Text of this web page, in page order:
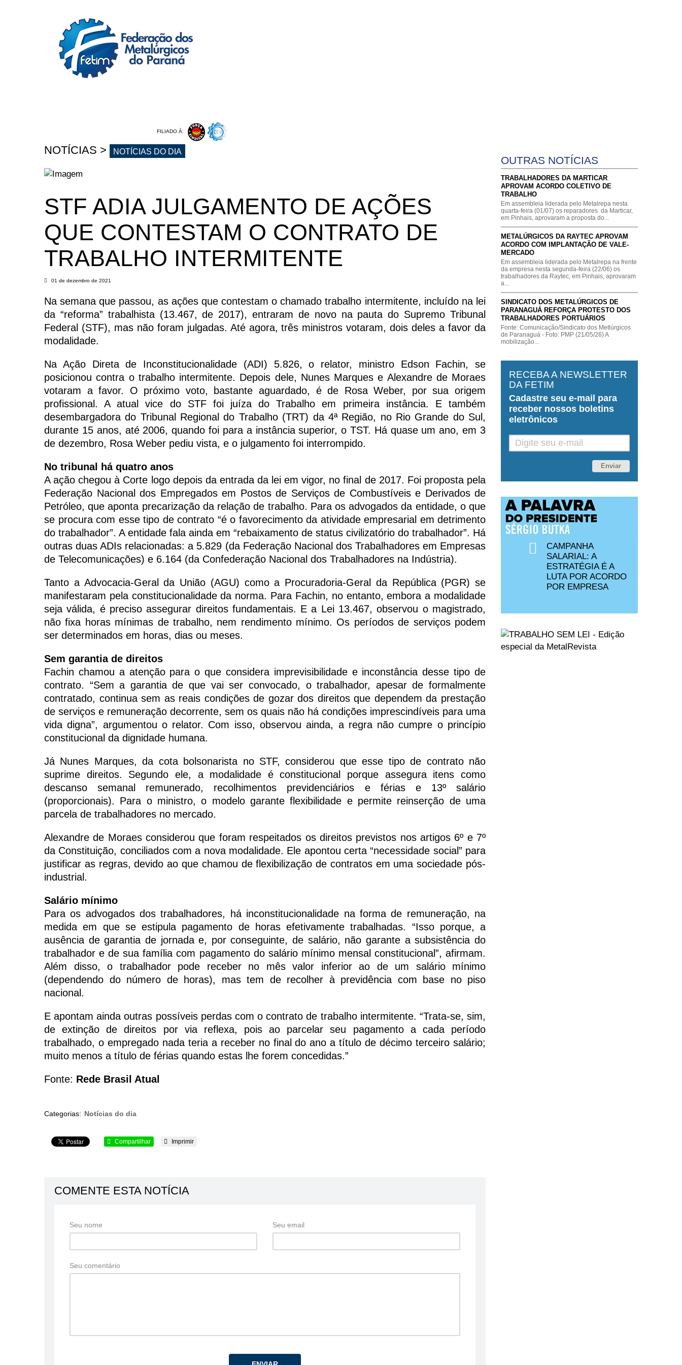
FILIADO À:
NOTÍCIAS > NOTÍCIAS DO DIA
STF ADIA JULGAMENTO DE AÇÕES
QUE CONTESTAM O CONTRATO DE
TRABALHO INTERMITENTE
01 de dezembro de 2021
Na semana que passou, as ações que contestam o chamado trabalho intermitente, incluído na lei
da “reforma” trabalhista (13.467, de 2017), entraram de novo na pauta do Supremo Tribunal
Federal (STF), mas não foram julgadas. Até agora, três ministros votaram, dois deles a favor da
modalidade.
Na Ação Direta de Inconstitucionalidade (ADI) 5.826, o relator, ministro Edson Fachin, se
posicionou contra o trabalho intermitente. Depois dele, Nunes Marques e Alexandre de Moraes
votaram a favor. O próximo voto, bastante aguardado, é de Rosa Weber, por sua origem
profissional. A atual vice do STF foi juíza do Trabalho em primeira instância. E também
desembargadora do Tribunal Regional do Trabalho (TRT) da 4ª Região, no Rio Grande do Sul,
durante 15 anos, até 2006, quando foi para a instância superior, o TST. Há quase um ano, em 3
de dezembro, Rosa Weber pediu vista, e o julgamento foi interrompido.
No tribunal há quatro anos
A ação chegou à Corte logo depois da entrada da lei em vigor, no final de 2017. Foi proposta pela
Federação Nacional dos Empregados em Postos de Serviços de Combustíveis e Derivados de
Petróleo, que aponta precarização da relação de trabalho. Para os advogados da entidade, o que
se procura com esse tipo de contrato “é o favorecimento da atividade empresarial em detrimento
do trabalhador”. A entidade fala ainda em “rebaixamento de status civilizatório do trabalhador”. Há
outras duas ADIs relacionadas: a 5.829 (da Federação Nacional dos Trabalhadores em Empresas
de Telecomunicações) e 6.164 (da Confederação Nacional dos Trabalhadores na Indústria).
Tanto a Advocacia-Geral da União (AGU) como a Procuradoria-Geral da República (PGR) se
manifestaram pela constitucionalidade da norma. Para Fachin, no entanto, embora a modalidade
seja válida, é preciso assegurar direitos fundamentais. E a Lei 13.467, observou o magistrado,
não fixa horas mínimas de trabalho, nem rendimento mínimo. Os períodos de serviços podem
ser determinados em horas, dias ou meses.
Sem garantia de direitos
Fachin chamou a atenção para o que considera imprevisibilidade e inconstância desse tipo de
contrato. “Sem a garantia de que vai ser convocado, o trabalhador, apesar de formalmente
contratado, continua sem as reais condições de gozar dos direitos que dependem da prestação
de serviços e remuneração decorrente, sem os quais não há condições imprescindíveis para uma
vida digna”, argumentou o relator. Com isso, observou ainda, a regra não cumpre o princípio
constitucional da dignidade humana.
Já Nunes Marques, da cota bolsonarista no STF, considerou que esse tipo de contrato não
suprime direitos. Segundo ele, a modalidade é constitucional porque assegura itens como
descanso semanal remunerado, recolhimentos previdenciários e férias e 13º salário
(proporcionais). Para o ministro, o modelo garante flexibilidade e permite reinserção de uma
parcela de trabalhadores no mercado.
Alexandre de Moraes considerou que foram respeitados os direitos previstos nos artigos 6º e 7º
da Constituição, conciliados com a nova modalidade. Ele apontou certa “necessidade social” para
justificar as regras, devido ao que chamou de flexibilização de contratos em uma sociedade pós-
industrial.
Salário mínimo
Para os advogados dos trabalhadores, há inconstitucionalidade na forma de remuneração, na
medida em que se estipula pagamento de horas efetivamente trabalhadas. “Isso porque, a
ausência de garantia de jornada e, por conseguinte, de salário, não garante a subsistência do
trabalhador e de sua família com pagamento do salário mínimo mensal constitucional”, afirmam.
Além disso, o trabalhador pode receber no mês valor inferior ao de um salário mínimo
(dependendo do número de horas), mas tem de recolher à previdência com base no piso
nacional.
E apontam ainda outras possíveis perdas com o contrato de trabalho intermitente. “Trata-se, sim,
de extinção de direitos por via reflexa, pois ao parcelar seu pagamento a cada período
trabalhado, o empregado nada teria a receber no final do ano a título de décimo terceiro salário;
muito menos a título de férias quando estas lhe forem concedidas.”
Fonte: Rede Brasil Atual
Categorias: Notícias do dia
Compartilhar Imprimir
COMENTE ESTA NOTÍCIA
Seu nome Seu email
Seu comentário
OUTRAS NOTÍCIAS
TRABALHADORES DA MARTICAR
APROVAM ACORDO COLETIVO DE
TRABALHO
Em assembleia liderada pelo Metalrepa nesta
quarta-feira (01/07) os reparadores da Marticar,
em Pinhais, aprovaram a proposta do...
METALÚRGICOS DA RAYTEC APROVAM
ACORDO COM IMPLANTAÇÃO DE VALE-
MERCADO
Em assembleia liderada pelo Metalrepa na frente
da empresa nesta segunda-feira (22/06) os
trabalhadores da Raytec, em Pinhais, aprovaram
a...
SINDICATO DOS METALÚRGICOS DE
PARANAGUÁ REFORÇA PROTESTO DOS
TRABALHADORES PORTUÁRIOS
Fonte: Comunicação/Sindicato dos Metlúrgicos
de Paranaguá - Foto: PMP (21/05/26) A
mobilização...
RECEBA A NEWSLETTER
DA FETIM
Cadastre seu e-mail para
receber nossos boletins
eletrônicos
Enviar
CAMPANHA
SALARIAL: A
ESTRATÉGIA É A
LUTA POR ACORDO
POR EMPRESA